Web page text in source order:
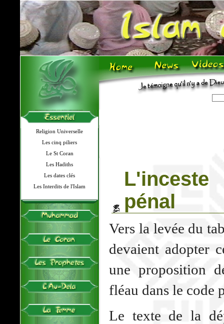
Religion Universelle
Les cinq piliers
Le St Coran
Les Hadiths
Les dates clés
Les Interdits de l'Islam
pénal
Vers la levée du
devaient adopter
une proposition
fléau dans le code
Le texte de la